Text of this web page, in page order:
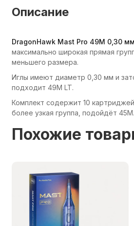
Описание
DragonHawk Mast Pro 49M 0,30
максимально широкая прямая
меньшего размера.
Иглы имеют диаметр 0,30 мм и
подходит 49M LT.
Комплект содержит 10
более узкая группа, подойдёт 45M.
Похожие